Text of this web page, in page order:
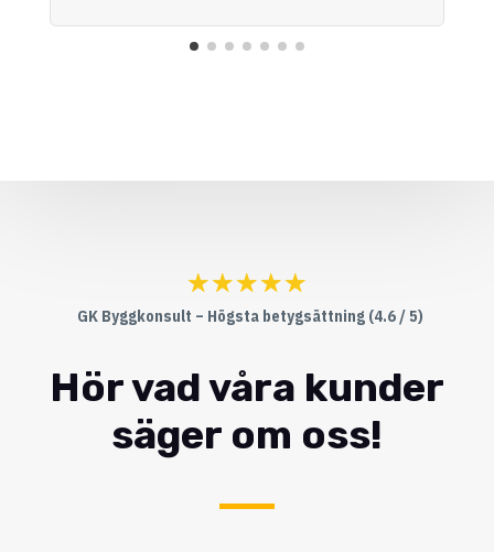
☆☆☆☆☆
GK Byggkonsult – Högsta betygsättning (4.6 / 5)
Hör vad våra kunder
säger om oss!